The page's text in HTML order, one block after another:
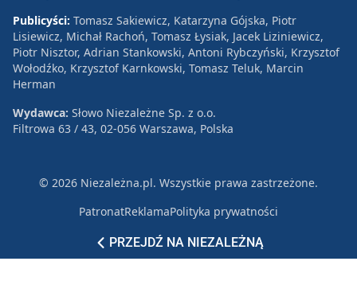
PRZEJDŹ NA NIEZALEŻNĄ
Publicyści: Tomasz Sakiewicz, Katarzyna Gójska, Piotr
Lisiewicz, Michał Rachoń, Tomasz Łysiak, Jacek Liziniewicz,
Piotr Nisztor, Adrian Stankowski, Antoni Rybczyński, Krzysztof
Wołodźko, Krzysztof Karnkowski, Tomasz Teluk, Marcin
Herman
Wydawca: Słowo Niezależne Sp. z o.o.
Filtrowa 63 / 43, 02-056 Warszawa, Polska
© 2026 Niezależna.pl. Wszystkie prawa zastrzeżone.
PatronatReklamaPolityka prywatności